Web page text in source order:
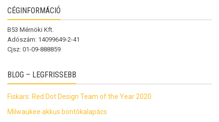
CÉGINFORMÁCIÓ
B53 Mérnöki Kft.
Adószám: 14099649-2-41
Cjsz: 01-09-888859
BLOG – LEGFRISSEBB
Fiskars: Red Dot Design Team of the Year 2020
Milwaukee akkus bontókalapács